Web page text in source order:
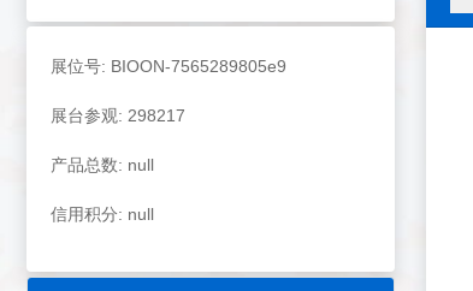
展位号: BIOON-7565289805e9
展台参观: 298217
产品总数: null
信用积分: null